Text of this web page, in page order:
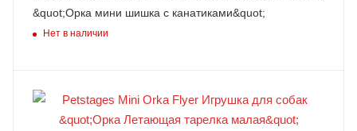
&quot;Орка мини шишка с канатиками&quot;
Нет в наличии